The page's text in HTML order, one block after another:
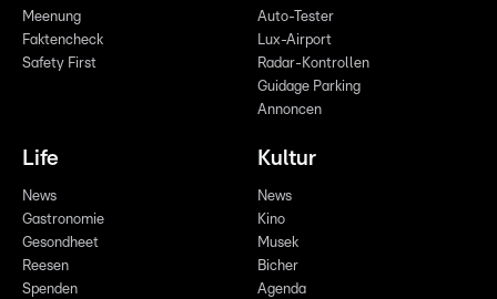
Meenung
Faktencheck
Safety First
Auto-Tester
Lux-Airport
Radar-Kontrollen
Guidage Parking
Annoncen
Life
News
Gastronomie
Gesondheet
Reesen
Spenden
Kultur
News
Kino
Musek
Bicher
Agenda